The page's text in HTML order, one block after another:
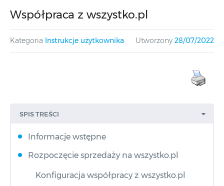
Współpraca z wszystko.pl
Kategoria Instrukcje użytkownika Utworzony 28/07/2022
SPIS TREŚCI
Informacje wstępne
Rozpoczęcie sprzedaży na wszystko.pl
Konfiguracja współpracy z wszystko.pl